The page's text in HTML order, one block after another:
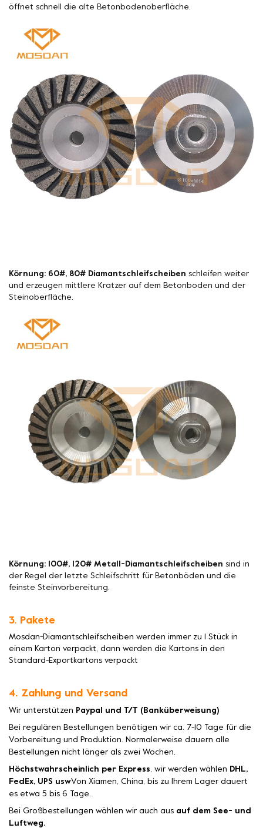
öffnet schnell die alte Betonbodenoberfläche.
Körnung: 60#, 80# Diamantschleifscheiben schleifen weiter
und erzeugen mittlere Kratzer auf dem Betonboden und der
Steinoberfläche.
Körnung: 100#, 120# Metall-Diamantschleifscheiben sind in
der Regel der letzte Schleifschritt für Betonböden und die
feinste Steinvorbereitung.
3. Pakete
Mosdan-Diamantschleifscheiben werden immer zu 1 Stück in
einem Karton verpackt, dann werden die Kartons in den
Standard-Exportkartons verpackt
4. Zahlung und Versand
Wir unterstützen Paypal und T/T (Banküberweisung)
Bei regulären Bestellungen benötigen wir ca. 7-10 Tage für die
Vorbereitung und Produktion. Normalerweise dauern alle
Bestellungen nicht länger als zwei Wochen.
Höchstwahrscheinlich per Express, wir werden wählen DHL,
FedEx, UPS uswVon Xiamen, China, bis zu Ihrem Lager dauert
es etwa 5 bis 6 Tage.
Bei Großbestellungen wählen wir auch aus auf dem See- und
Luftweg.